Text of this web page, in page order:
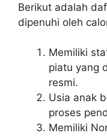
Berikut adalah
dipenuhi oleh
Memiliki
piatu yang
resmi.
Usia anak
proses
Memiliki